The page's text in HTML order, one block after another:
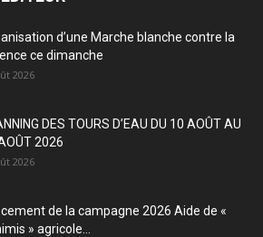
d’une Marche blanche contre la
ce dimanche
2026
DES TOURS D’EAU DU 10 AOÛT AU
2026
2026
de la campagne 2026 Aide de «
» agricole...